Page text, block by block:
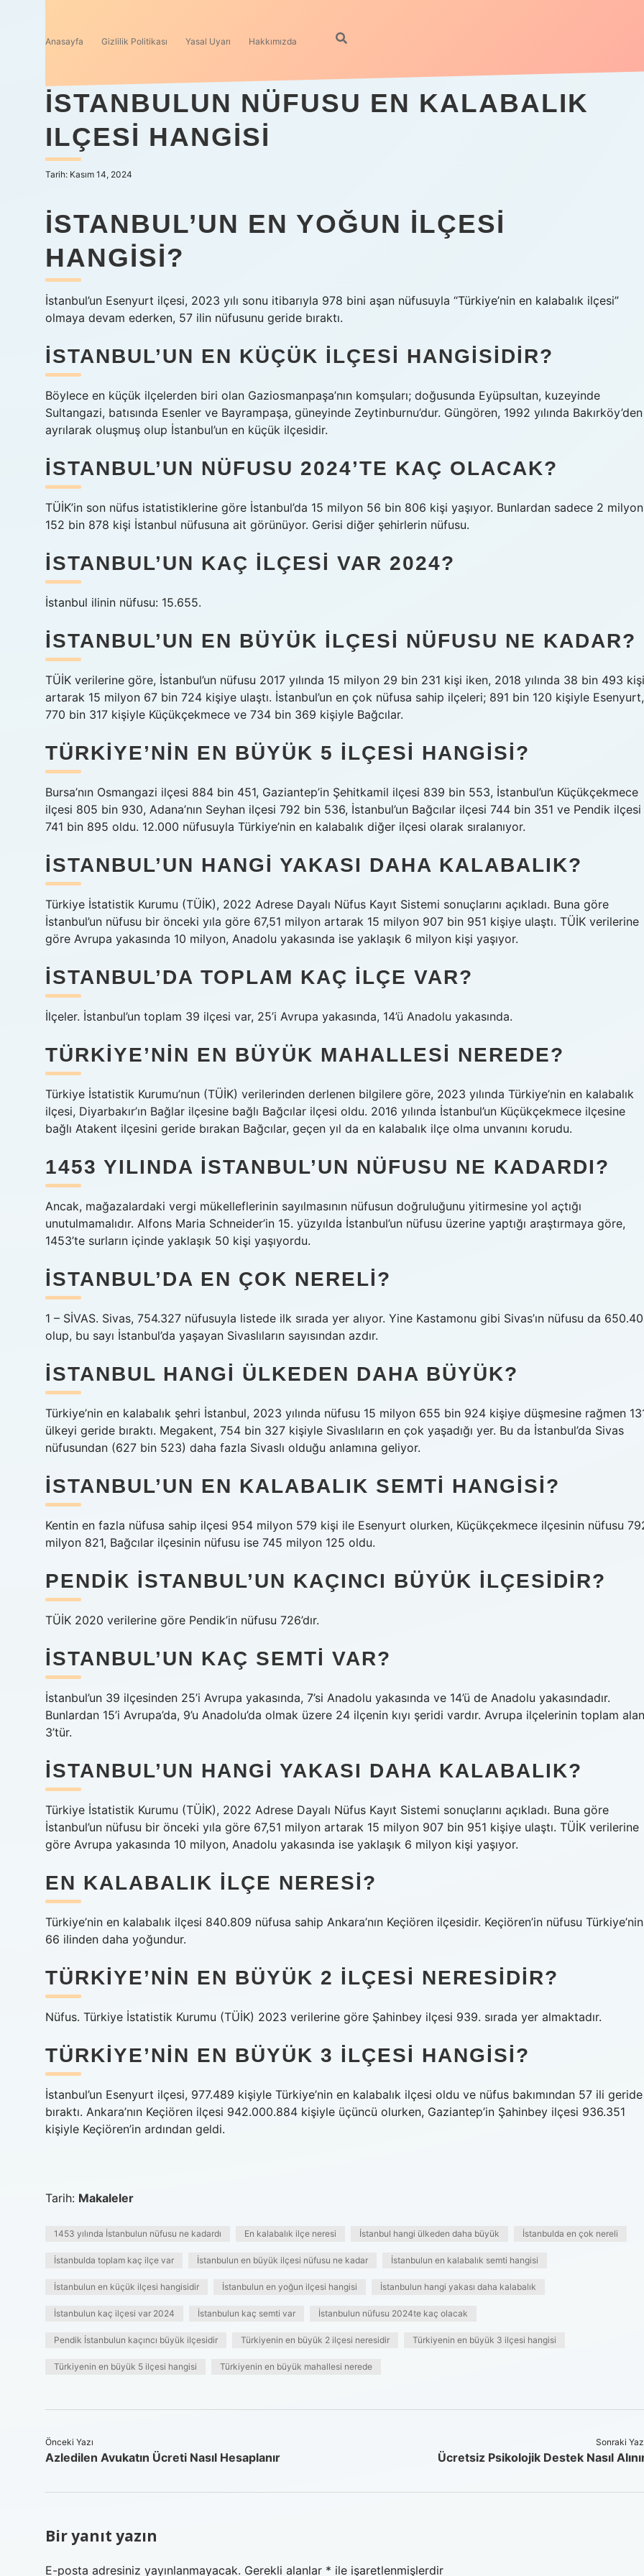
Anasayfa Gizlilik Politikası Yasal Uyarı Hakkımızda
İSTANBULUN NÜFUSU EN KALABALIK
ILÇESI HANGISI
Tarih: Kasım 14, 2024
İSTANBUL’UN EN YOĞUN ILÇESI
HANGISI?
İstanbul’un Esenyurt ilçesi, 2023 yılı sonu itibarıyla 978 bini aşan nüfusuyla “Türkiye’nin en kalabalık ilçesi”
olmaya devam ederken, 57 ilin nüfusunu geride bıraktı.
İSTANBUL’UN EN KÜÇÜK ILÇESI HANGISIDIR?
Böylece en küçük ilçelerden biri olan Gaziosmanpaşa’nın komşuları; doğusunda Eyüpsultan, kuzeyinde
Sultangazi, batısında Esenler ve Bayrampaşa, güneyinde Zeytinburnu’dur. Güngören, 1992 yılında Bakırköy’den
ayrılarak oluşmuş olup İstanbul’un en küçük ilçesidir.
İSTANBUL’UN NÜFUSU 2024’TE KAÇ OLACAK?
TÜİK’in son nüfus istatistiklerine göre İstanbul’da 15 milyon 56 bin 806 kişi yaşıyor. Bunlardan sadece 2 milyon
152 bin 878 kişi İstanbul nüfusuna ait görünüyor. Gerisi diğer şehirlerin nüfusu.
İSTANBUL’UN KAÇ ILÇESI VAR 2024?
İstanbul ilinin nüfusu: 15.655.
İSTANBUL’UN EN BÜYÜK ILÇESI NÜFUSU NE KADAR?
TÜİK verilerine göre, İstanbul’un nüfusu 2017 yılında 15 milyon 29 bin 231 kişi iken, 2018 yılında 38 bin 493 kişi
artarak 15 milyon 67 bin 724 kişiye ulaştı. İstanbul’un en çok nüfusa sahip ilçeleri; 891 bin 120 kişiyle Esenyurt,
770 bin 317 kişiyle Küçükçekmece ve 734 bin 369 kişiyle Bağcılar.
TÜRKIYE’NIN EN BÜYÜK 5 ILÇESI HANGISI?
Bursa’nın Osmangazi ilçesi 884 bin 451, Gaziantep’in Şehitkamil ilçesi 839 bin 553, İstanbul’un Küçükçekmece
ilçesi 805 bin 930, Adana’nın Seyhan ilçesi 792 bin 536, İstanbul’un Bağcılar ilçesi 744 bin 351 ve Pendik ilçesi
741 bin 895 oldu. 12.000 nüfusuyla Türkiye’nin en kalabalık diğer ilçesi olarak sıralanıyor.
İSTANBUL’UN HANGI YAKASI DAHA KALABALIK?
Türkiye İstatistik Kurumu (TÜİK), 2022 Adrese Dayalı Nüfus Kayıt Sistemi sonuçlarını açıkladı. Buna göre
İstanbul’un nüfusu bir önceki yıla göre 67,51 milyon artarak 15 milyon 907 bin 951 kişiye ulaştı. TÜİK verilerine
göre Avrupa yakasında 10 milyon, Anadolu yakasında ise yaklaşık 6 milyon kişi yaşıyor.
İSTANBUL’DA TOPLAM KAÇ ILÇE VAR?
İlçeler. İstanbul’un toplam 39 ilçesi var, 25’i Avrupa yakasında, 14’ü Anadolu yakasında.
TÜRKIYE’NIN EN BÜYÜK MAHALLESI NEREDE?
Türkiye İstatistik Kurumu’nun (TÜİK) verilerinden derlenen bilgilere göre, 2023 yılında Türkiye’nin en kalabalık
ilçesi, Diyarbakır’ın Bağlar ilçesine bağlı Bağcılar ilçesi oldu. 2016 yılında İstanbul’un Küçükçekmece ilçesine
bağlı Atakent ilçesini geride bırakan Bağcılar, geçen yıl da en kalabalık ilçe olma unvanını korudu.
1453 YILINDA İSTANBUL’UN NÜFUSU NE KADARDI?
Ancak, mağazalardaki vergi mükelleflerinin sayılmasının nüfusun doğruluğunu yitirmesine yol açtığı
unutulmamalıdır. Alfons Maria Schneider’in 15. yüzyılda İstanbul’un nüfusu üzerine yaptığı araştırmaya göre,
1453’te surların içinde yaklaşık 50 kişi yaşıyordu.
İSTANBUL’DA EN ÇOK NERELI?
1 – SİVAS. Sivas, 754.327 nüfusuyla listede ilk sırada yer alıyor. Yine Kastamonu gibi Sivas’ın nüfusu da
olup, bu sayı İstanbul’da yaşayan Sivaslıların sayısından azdır.
İSTANBUL HANGI ÜLKEDEN DAHA BÜYÜK?
Türkiye’nin en kalabalık şehri İstanbul, 2023 yılında nüfusu 15 milyon 655 bin 924 kişiye düşmesine rağmen
ülkeyi geride bıraktı. Megakent, 754 bin 327 kişiyle Sivaslıların en çok yaşadığı yer. Bu da İstanbul’da Sivas
nüfusundan (627 bin 523) daha fazla Sivaslı olduğu anlamına geliyor.
İSTANBUL’UN EN KALABALIK SEMTI HANGISI?
Kentin en fazla nüfusa sahip ilçesi 954 milyon 579 kişi ile Esenyurt olurken, Küçükçekmece ilçesinin nüfusu
milyon 821, Bağcılar ilçesinin nüfusu ise 745 milyon 125 oldu.
PENDIK İSTANBUL’UN KAÇINCI BÜYÜK ILÇESIDIR?
TÜİK 2020 verilerine göre Pendik’in nüfusu 726’dır.
İSTANBUL’UN KAÇ SEMTI VAR?
İstanbul’un 39 ilçesinden 25’i Avrupa yakasında, 7’si Anadolu yakasında ve 14’ü de Anadolu yakasındadır.
Bunlardan 15’i Avrupa’da, 9’u Anadolu’da olmak üzere 24 ilçenin kıyı şeridi vardır. Avrupa ilçelerinin toplam
3’tür.
İSTANBUL’UN HANGI YAKASI DAHA KALABALIK?
Türkiye İstatistik Kurumu (TÜİK), 2022 Adrese Dayalı Nüfus Kayıt Sistemi sonuçlarını açıkladı. Buna göre
İstanbul’un nüfusu bir önceki yıla göre 67,51 milyon artarak 15 milyon 907 bin 951 kişiye ulaştı. TÜİK verilerine
göre Avrupa yakasında 10 milyon, Anadolu yakasında ise yaklaşık 6 milyon kişi yaşıyor.
EN KALABALIK ILÇE NERESI?
Türkiye’nin en kalabalık ilçesi 840.809 nüfusa sahip Ankara’nın Keçiören ilçesidir. Keçiören’in nüfusu Türkiye’nin
66 ilinden daha yoğundur.
TÜRKIYE’NIN EN BÜYÜK 2 ILÇESI NERESIDIR?
Nüfus. Türkiye İstatistik Kurumu (TÜİK) 2023 verilerine göre Şahinbey ilçesi 939. sırada yer almaktadır.
TÜRKIYE’NIN EN BÜYÜK 3 ILÇESI HANGISI?
İstanbul’un Esenyurt ilçesi, 977.489 kişiyle Türkiye’nin en kalabalık ilçesi oldu ve nüfus bakımından 57 ili geride
bıraktı. Ankara’nın Keçiören ilçesi 942.000.884 kişiyle üçüncü olurken, Gaziantep’in Şahinbey ilçesi 936.351
kişiyle Keçiören’in ardından geldi.
Tarih: Makaleler
1453 yılında İstanbulun nüfusu ne kadardı En kalabalık ilçe neresi İstanbul hangi ülkeden daha büyük İstanbulda en çok nereli
İstanbulda toplam kaç ilçe var İstanbulun en büyük ilçesi nüfusu ne kadar İstanbulun en kalabalık semti hangisi
İstanbulun en küçük ilçesi hangisidir İstanbulun en yoğun ilçesi hangisi İstanbulun hangi yakası daha kalabalık
İstanbulun kaç ilçesi var 2024 İstanbulun kaç semti var İstanbulun nüfusu 2024te kaç olacak
Pendik İstanbulun kaçıncı büyük ilçesidir Türkiyenin en büyük 2 ilçesi neresidir Türkiyenin en büyük 3 ilçesi hangisi
Türkiyenin en büyük 5 ilçesi hangisi Türkiyenin en büyük mahallesi nerede
Önceki Yazı
Azledilen Avukatın Ücreti Nasıl Hesaplanır
Sonraki
Ücretsiz Psikolojik Destek Nasıl
Bir yanıt yazın
E-posta adresiniz yayınlanmayacak. Gerekli alanlar * ile işaretlenmişlerdir